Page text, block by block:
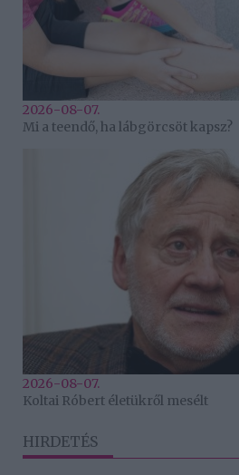
2026-08-07.
Mi a teendő, ha lábgörcsöt kapsz?
2026-08-07.
Koltai Róbert életükről mesélt
HIRDETÉS